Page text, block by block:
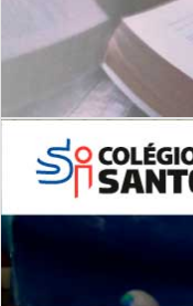
Leituras Literárias
6º AO 9º
Inglês: